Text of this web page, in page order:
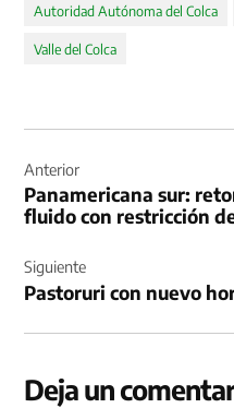
Autoridad Autónoma del Colca
Valle del Colca
de
entradas
Anterior
Panamericana sur:
fluido con restricción
Siguiente
Pastoruri con nuevo
Deja un